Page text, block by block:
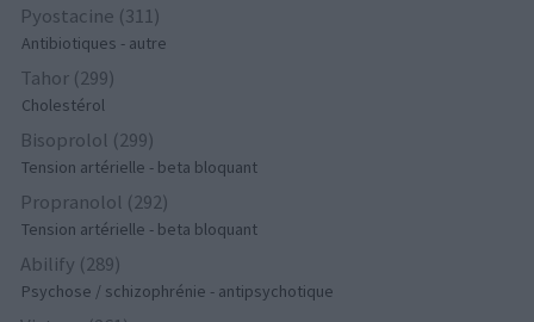
Pyostacine (311)
Antibiotiques - autre
Tahor (299)
Cholestérol
Bisoprolol (299)
Tension artérielle - beta bloquant
Propranolol (292)
Tension artérielle - beta bloquant
Abilify (289)
Psychose / schizophrénie - antipsychotique